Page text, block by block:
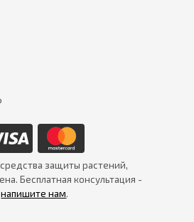
защиты растений,
Бесплатная консультация -
напишите нам.